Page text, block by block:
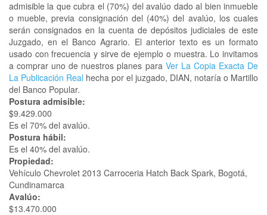
admisible la que cubra el (70%) del avalúo dado al bien inmueble
o mueble, previa consignación del (40%) del avalúo, los cuales
serán consignados en la cuenta de depósitos judiciales de este
Juzgado, en el Banco Agrario. El anterior texto es un formato
usado con frecuencia y sirve de ejemplo o muestra. Lo invitamos
a comprar uno de nuestros planes para Ver La Copia Exacta De
La Publicación Real hecha por el juzgado, DIAN, notaría o Martillo
del Banco Popular.
Postura admisible:
$9.429.000
Es el 70% del avalúo.
Postura hábil:
Es el 40% del avalúo.
Propiedad:
Vehículo Chevrolet 2013 Carroceria Hatch Back Spark, Bogotá,
Cundinamarca
Avalúo:
$13.470.000